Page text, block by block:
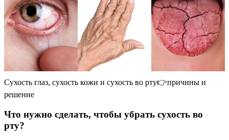
Сухость глаз, сухость кожи и сухость во рту👉причины и
решение
Что нужно сделать, чтобы убрать сухость во
рту?